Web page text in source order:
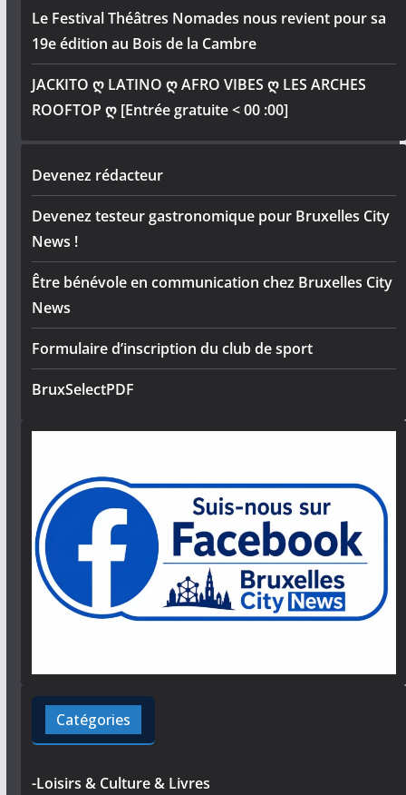
Le Festival Théâtres Nomades nous revient pour sa
19e édition au Bois de la Cambre
JACKITO ღ LATINO ღ AFRO VIBES ღ LES ARCHES
ROOFTOP ღ [Entrée gratuite < 00 :00]
Devenez rédacteur
Devenez testeur gastronomique pour Bruxelles City
News !
Être bénévole en communication chez Bruxelles City
News
Formulaire d’inscription du club de sport
BruxSelectPDF
Catégories
-Loisirs & Culture & Livres